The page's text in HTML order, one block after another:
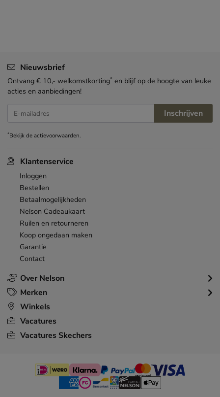
Over Nelson
Klantenservice
Inloggen
Bestellen
Betaalmogelijkheden
Nelson Cadeaukaart
Ruilen en retourneren
Koop ongedaan maken
Garantie
Contact
Merken
Winkels
Vacatures
Vacatures Skechers
Nieuwsbrief
Ontvang € 10,- welkomstkorting* en blijf op de hoogte van leuke
acties en aanbiedingen!
E-mailadres Inschrijven
*Bekijk deactievoorwaarden.